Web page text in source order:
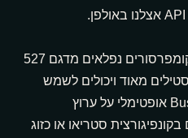
במרכז הקונסולה נמצאים זוג קומפרסורים נפלאים מדגם 527
מאוד ויכולים לשמש
במצב LINK כ Bus Compressor אופטימלי על ערוץ
סטריאו או כזוג